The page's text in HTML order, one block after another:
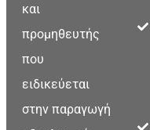
και
προμηθευτής
που
ειδικεύεται
στην παραγωγή